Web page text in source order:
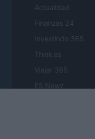
Actualidad
Finanzas 24
Investindo 365
Think.es
Viajar 365
ES Newz